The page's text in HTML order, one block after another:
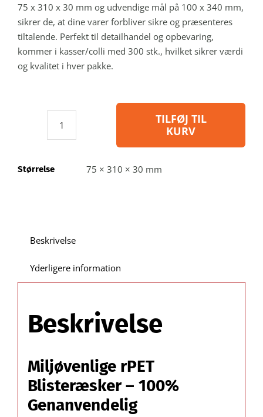
75 x 310 x 30 mm og udvendige mål på 100 x 340 mm,
sikrer de, at dine varer forbliver sikre og præsenteres
tiltalende. Perfekt til detailhandel og opbevaring,
kommer i kasser/colli med 300 stk., hvilket sikrer værdi
og kvalitet i hver pakke.
NiboxN110/30
75
310
Udvendig
mål
100 Y:
340 mm.
Kasse/kolli
TILFØJ TIL
KURV
Størrelse 75 × 310 × 30 mm
Beskrivelse
Yderligere information
Beskrivelse
Miljøvenlige rPET
Blisteræsker – 100%
Genanvendelig